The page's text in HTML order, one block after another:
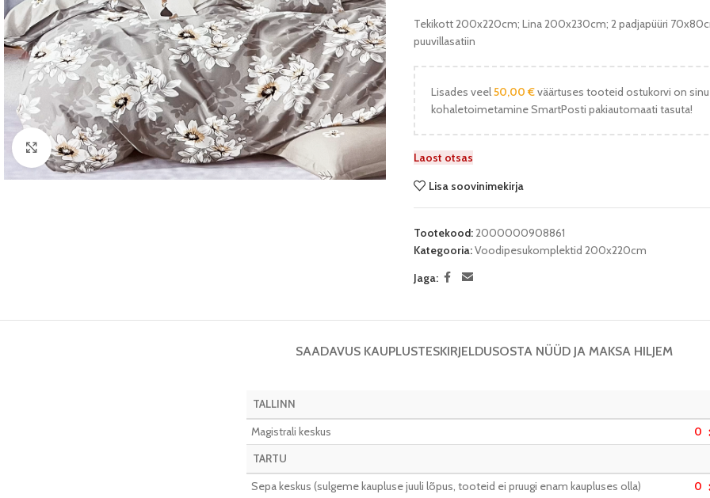
Vaata pilti
Tekikott 200x220cm; Lina 200x230cm; 2 padjapüüri
puuvillasatiin
Lisades veel50,00 €väärtuses tooteid ostukorvi on
kohaletoimetamine SmartPosti pakiautomaati tasuta!
Laost otsas
Lisa soovinimekirja
Tootekood:2000000908861
Kategooria:Voodipesukomplektid 200x220cm
Jaga:
SAADAVUS KAUPLUSTESKIRJELDUSOSTA NÜÜD JA MAKSA HILJEM
TALLINN
Magistrali keskus
0
TARTU
Sepa keskus (sulgeme kaupluse juuli lõpus, tooteid ei pruugi enam kaupluses olla)
0